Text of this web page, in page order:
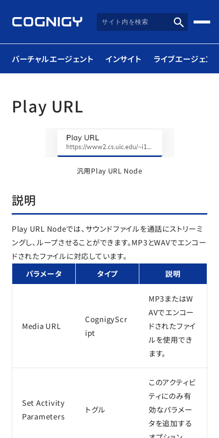
バーチャルエージェント インサイト ライブエージェント
Play URL
汎用Play URL Node
説明
Play URL Nodeでは、サウンドファイルを通話にストリーミ
ングし、ループさせることができます。MP3とWAVでエンコー
ドされたファイルに対応しています。
パラメータ
タイプ 説明
Media URL
CognigyScr
ipt
MP3またはW
AVでエンコー
ドされたファイ
ルを使用でき
ます。
Set Activity
Parameters
トグル
このアクティビ
ティにのみ有
効なパラメー
タを追加する